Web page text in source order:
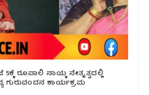
ರೂಪಾಲಿ ನಾಯ್ಕ ನೇತೃತ್ವದಲ್ಲಿ
ಗುರುವಂದನ ಕಾರ್ಯಕ್ರಮ